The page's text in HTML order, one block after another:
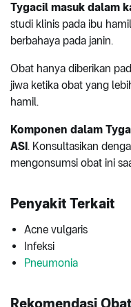
Tygacil masuk dalam
studi klinis pada ibu
berbahaya pada janin.
Obat hanya diberikan
jiwa ketika obat yang
hamil.
Komponen dalam
ASI. Konsultasikan
mengonsumsi obat ini
Penyakit Terkait
Acne vulgaris
Infeksi
Pneumonia
Rekomendasi